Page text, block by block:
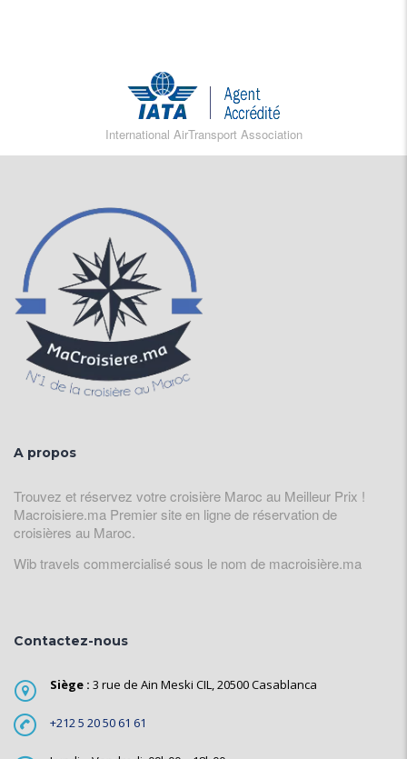
International AirTransport Association
A propos
Trouvez et réservez votre croisière Maroc au Meilleur Prix !
Macroisiere.ma Premier site en ligne de réservation de
croisières au Maroc.
Wib travels commercialisé sous le nom de macroisière.ma
Contactez-nous
Siège : 3 rue de Ain Meski CIL, 20500 Casablanca
+212 5 20 50 61 61